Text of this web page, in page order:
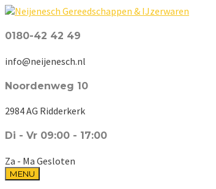
0180-42 42 49
info@neijenesch.nl
Noordenweg 10
2984 AG Ridderkerk
Di - Vr 09:00 - 17:00
Za - Ma Gesloten
MENU